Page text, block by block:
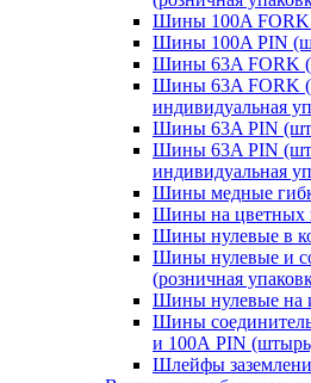
Шины 100A FORK
Шины 100A PIN
Шины 63A FORK
Шины 63A FORK
индивидуальная
Шины 63A PIN
Шины 63A PIN
индивидуальная
Шины медные
Шины на цветных
Шины нулевые в
Шины нулевые и
(розничная
Шины нулевые на
Шины
и 100А PIN
Шлейфы